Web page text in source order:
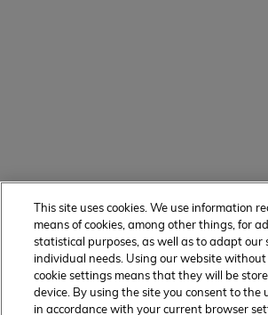
This site uses cookies. We use information
means of cookies, among other things, for
statistical purposes, as well as to adapt our
individual needs. Using our website
cookie settings means that they will be
device. By using the site you consent to the
in accordance with your current browser